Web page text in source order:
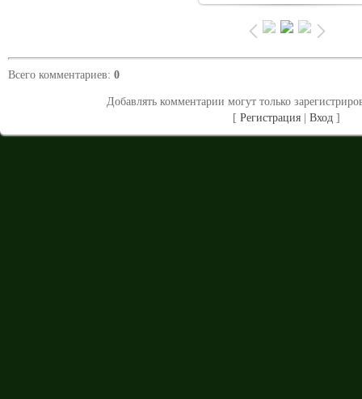
Всего комментариев: 0
Добавлять комментарии могут только
[Регистрация |Вход ]